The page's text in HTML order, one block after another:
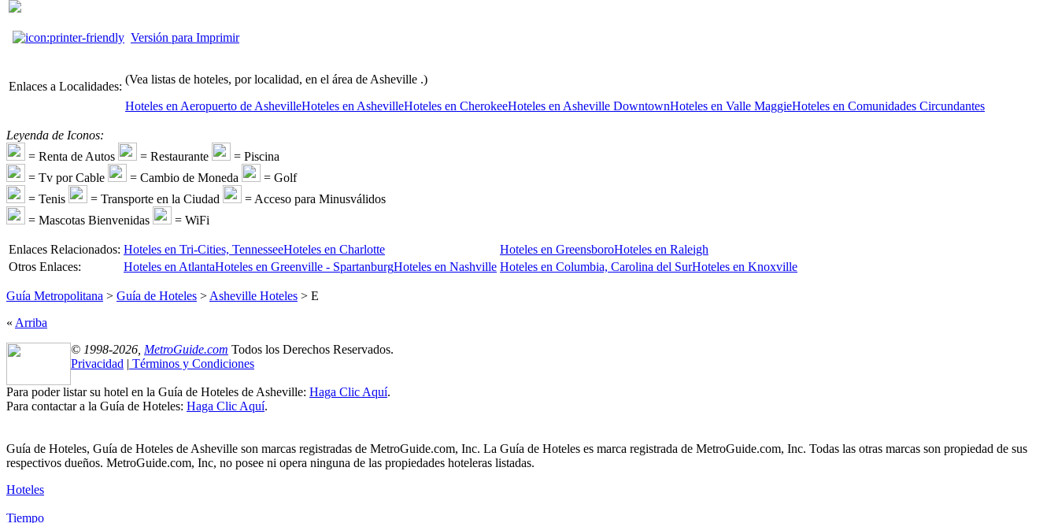
Versión para Imprimir
Enlaces a Localidades:
(Vea listas de hoteles, por localidad, en el área de Asheville .)
Hoteles en Aeropuerto de AshevilleHoteles en AshevilleHoteles en CherokeeHoteles en Asheville DowntownHoteles en Valle MaggieHoteles en Comunidades Circundantes
Leyenda de Iconos:
= Renta de Autos
= Restaurante
= Piscina
= Tv por Cable
= Cambio de Moneda
= Golf
= Tenis
= Transporte en la Ciudad
= Acceso para Minusválidos
= Mascotas Bienvenidas
= WiFi
Enlaces Relacionados: Hoteles en Tri-Cities, TennesseeHoteles en Charlotte Hoteles en GreensboroHoteles en Raleigh
Otros Enlaces:
Hoteles en AtlantaHoteles en Greenville - SpartanburgHoteles en Nashville Hoteles en Columbia, Carolina del SurHoteles en Knoxville
Guía Metropolitana > Guía de Hoteles > Asheville Hoteles > E
« Arriba
© 1998-2026, MetroGuide.com Todos los Derechos Reservados.
Privacidad | Términos y Condiciones
Para poder listar su hotel en la Guía de Hoteles de Asheville: Haga Clic Aquí.
Para contactar a la Guía de Hoteles: Haga Clic Aquí.
Guía de Hoteles, Guía de Hoteles de Asheville son marcas registradas de MetroGuide.com, Inc. La Guía de Hoteles es marca registrada de MetroGuide.com, Inc. Todas las otras marcas son propiedad de sus
respectivos dueños. MetroGuide.com, Inc, no posee ni opera ninguna de las propiedades hoteleras listadas.
Hoteles
Tiempo